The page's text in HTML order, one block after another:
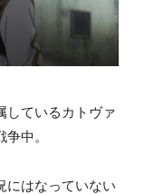
しているカトヴァ
中。
にはなっていない